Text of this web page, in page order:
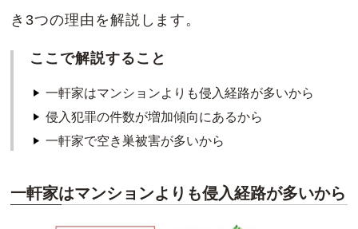
き3つの理由を解説します。
ここで解説すること
一軒家はマンションよりも侵入経路が多いから
侵入犯罪の件数が増加傾向にあるから
一軒家で空き巣被害が多いから
一軒家はマンションよりも侵入経路が多いから